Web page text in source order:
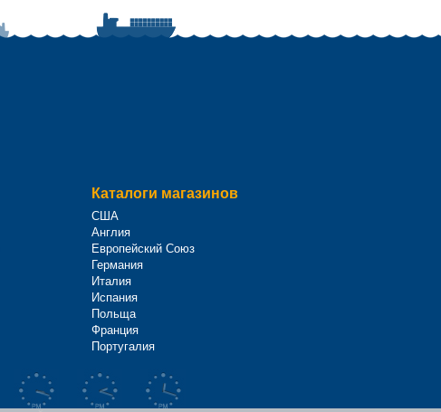
Каталоги магазинов
США
Англия
Европейский Союз
Германия
Италия
Испания
Польща
Франция
Португалия